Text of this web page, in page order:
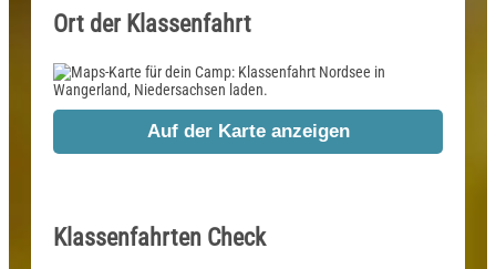
Ort der Klassenfahrt
Auf der Karte anzeigen
Klassenfahrten Check